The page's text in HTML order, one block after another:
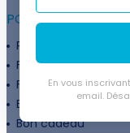
POUR ALLER PLUS
Programme fidélité
Financement
Flexibilité de
Extension de
Bon cadeau
En vous
email.